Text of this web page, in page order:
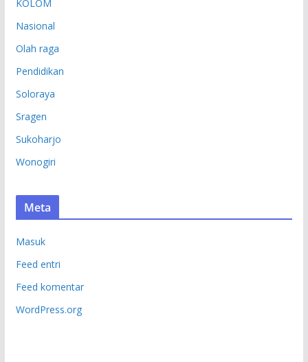
KOLOM
Nasional
Olah raga
Pendidikan
Soloraya
Sragen
Sukoharjo
Wonogiri
Meta
Masuk
Feed entri
Feed komentar
WordPress.org